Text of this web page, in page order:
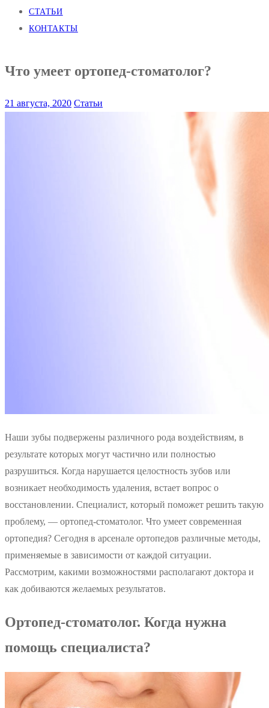
СТАТЬИ
КОНТАКТЫ
Что умеет ортопед-стоматолог?
21 августа, 2020 Статьи
Наши зубы подвержены различного рода воздействиям, в
результате которых могут частично или полностью
разрушиться. Когда нарушается целостность зубов или
возникает необходимость удаления, встает вопрос о
восстановлении. Специалист, который поможет решить такую
проблему, — ортопед-стоматолог. Что умеет современная
ортопедия? Сегодня в арсенале ортопедов различные методы,
применяемые в зависимости от каждой ситуации.
Рассмотрим, какими возможностями располагают доктора и
как добиваются желаемых результатов.
Ортопед-стоматолог. Когда нужна
помощь специалиста?